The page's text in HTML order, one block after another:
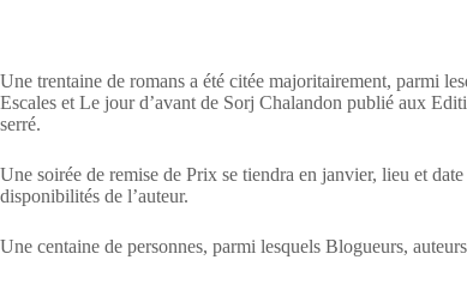
Une trentaine de romans a été citée majoritairement, parmi
Escales et Le jour d’avant de Sorj Chalandon publié aux
serré.
Une soirée de remise de Prix se tiendra en janvier, lieu et
disponibilités de l’auteur.
Une centaine de personnes, parmi lesquels Blogueurs,